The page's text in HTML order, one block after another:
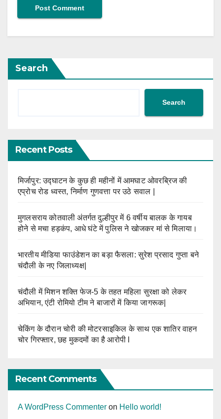
Search
Search
Recent Posts
मिर्जापुर: उद्घाटन के कुछ ही महीनों में आमघाट ओवरब्रिज की
एप्रोच रोड ध्वस्त, निर्माण गुणवत्ता पर उठे सवाल |
मुगलसराय कोतवाली अंतर्गत दुल्हीपुर में 6 वर्षीय बालक के गायब
होने से मचा हड़कंप, आधे घंटे में पुलिस ने खोजकर मां से मिलाया।
भारतीय मीडिया फाउंडेशन का बड़ा फैसला: सुरेश प्रसाद गुप्ता बने
चंदौली के नए जिलाध्यक्ष|
चंदौली में मिशन शक्ति फेज-5 के तहत महिला सुरक्षा को लेकर
अभियान, एंटी रोमियो टीम ने बाजारों में किया जागरूक|
चेकिंग के दौरान चोरी की मोटरसाइकिल के साथ एक शातिर वाहन
चोर गिरफ्तार, छह मुकदमों का है आरोपी l
Recent Comments
A WordPress Commenter on Hello world!